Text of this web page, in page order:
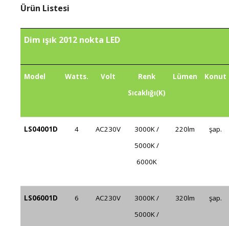
Ürün Listesi
Dim ışık 2012 nokta LED
Model Watts. Volt
Renk
Sıcaklığı(K)
Lümen Konut
LS04001D 4 AC230V
3000K /
5000K /
6000K
220lm şap.
LS06001D 6 AC230V
3000K /
5000K /
320lm şap.